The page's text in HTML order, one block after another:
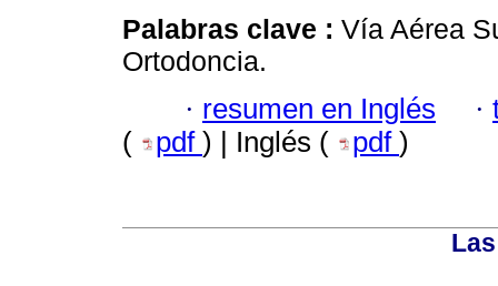
Palabras clave : Vía Aérea
Ortodoncia.
· resumen en Inglés ·
(
pdf ) | Inglés ( pdf )